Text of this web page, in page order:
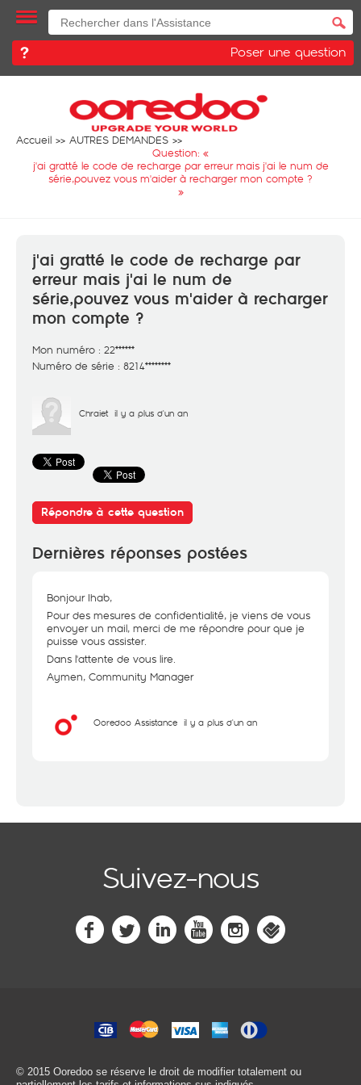
Poser une question
Accueil
AUTRES DEMANDES
Question: «
j'ai gratté le code de recharge par erreur mais j'ai le num de
série,pouvez vous m'aider à recharger mon compte ?
»
j'ai gratté le code de recharge par
erreur mais j'ai le num de
série,pouvez vous m'aider à recharger
mon compte ?
Mon numéro : 22******
Numéro de série : 8214********
Chraiet il y a plus d'un an
Répondre à cette question
Dernières réponses postées
Bonjour Ihab,
Pour des mesures de confidentialité, je viens de vous
envoyer un mail, merci de me répondre pour que je
puisse vous assister.
Dans l'attente de vous lire.
Aymen, Community Manager
Ooredoo Assistance il y a plus d'un an
Suivez-nous
© 2015 Ooredoo se réserve le droit de modifier totalement ou